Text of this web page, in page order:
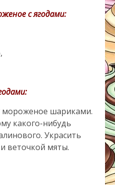
с ягодами:
шариками.
какого-нибудь
Украсить
веточкой мяты.